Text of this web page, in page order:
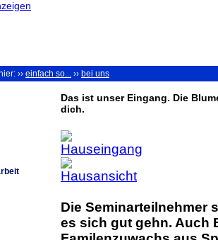
›› einfach so... ›› bei uns
Das ist unser Eingang. Die
dich.
Die Seminarteilnehmer
es sich gut gehn. Auch